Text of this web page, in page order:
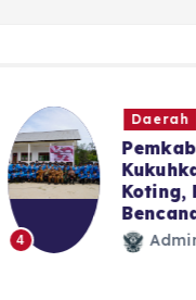
Daerah
‎Pemkab
Kukuhkan
Koting,
Bencana
Admin